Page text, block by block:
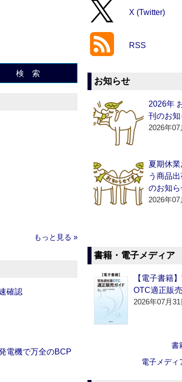
検 索
もっと見る »
確認
電機で万全のBCP
X (Twitter)
RSS
お知らせ
2026年
刊のお
2026年
夏期休
う商品
のお知ら
2026年
書籍・電子メディア
【電子書籍
OTC適正販
2026年07月
書
電子メディ